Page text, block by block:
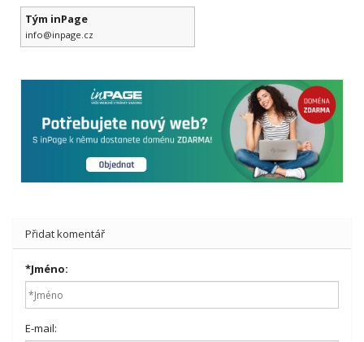
Tým inPage
info@inpage.cz
Přidat komentář
*Jméno:
E-mail: